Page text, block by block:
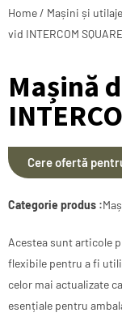
Home / Mașini și utilaje
vid INTERCOM
Mașină
Cere ofertă
Categorie produs :
Acestea sunt articole
flexibile pentru a fi
celor mai actualizate
esențiale pentru